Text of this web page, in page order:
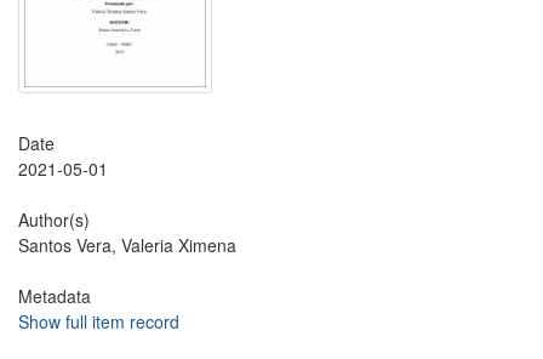
Date
2021-05-01
Author(s)
Santos Vera, Valeria Ximena
Metadata
Show full item record